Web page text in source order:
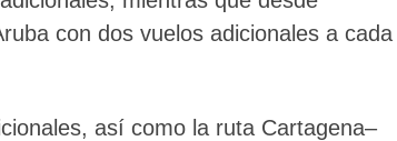
con dos vuelos adicionales a cada
así como la ruta Cartagena–